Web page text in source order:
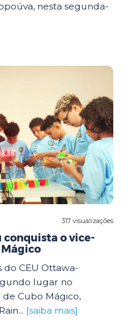
nesta segunda-
317 visualizações
conquista o vice-
do CEU Ottawa-
lugar no
Cubo Mágico,
[saiba mais]